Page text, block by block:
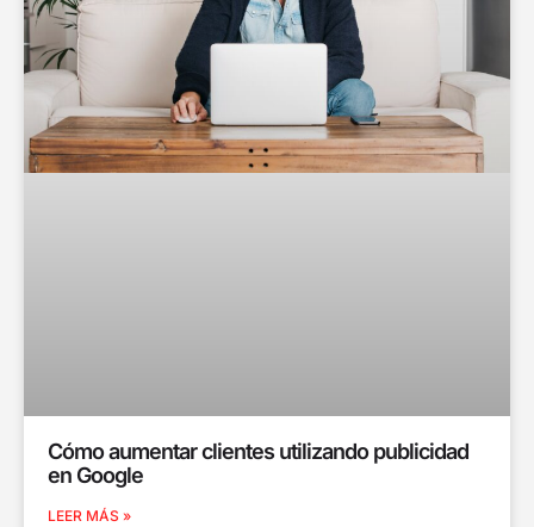
Cómo aumentar clientes utilizando publicidad
en Google
LEER MÁS »